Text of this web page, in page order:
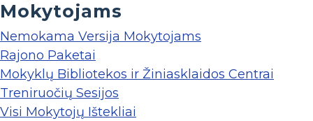
Mokytojams
Nemokama Versija Mokytojams
Rajono Paketai
Mokyklų Bibliotekos ir Žiniasklaidos Centrai
Treniruočių Sesijos
Visi Mokytojų Ištekliai